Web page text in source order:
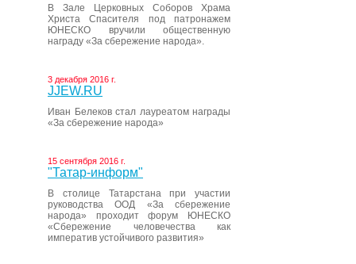
В Зале Церковных Соборов Храма
Христа Спасителя под патронажем
ЮНЕСКО вручили общественную
награду «За сбережение народа».
3 декабря 2016 г.
JJEW.RU
Иван Белеков стал лауреатом награды
«За сбережение народа»
15 сентября 2016 г.
"Татар-информ"
В столице Татарстана при участии
руководства ООД «За сбережение
народа» проходит форум ЮНЕСКО
«Сбережение человечества как
императив устойчивого развития»